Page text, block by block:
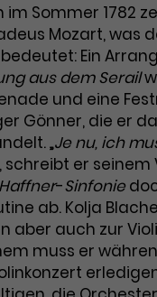
63561367-1
Analytics
Minute
Das ist ein von Google
gesetztes Cookie.
werden nur
Minute an Google
Solange es
bestimmte
Google / DoubleClick
Monate
Cookie wird
mit
zu
Remarketing-Funktionen
im Sommer 1782
Mozart, was
bedeutet: Ein
aus dem Serail
und eine
Gönner, die er
„Je nu, ich
schreibt er
Haffner-Sinfonie
ab. Kolja
aber auch zur
muss er